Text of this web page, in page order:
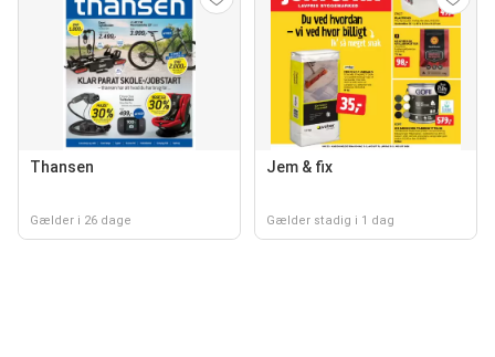
Thansen
Gælder i 26 dage
Jem & fix
Gælder stadig i 1 dag